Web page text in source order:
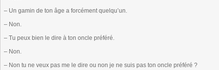
– Un gamin de ton âge a forcément quelqu’un.
– Non.
– Tu peux bien le dire à ton oncle préféré.
– Non.
– Non tu ne veux pas me le dire ou non je ne suis pas ton oncle préféré ?